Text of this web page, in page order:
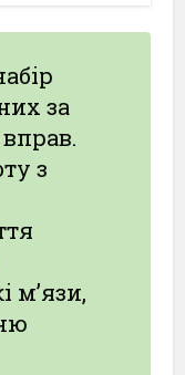
за
з
м’язи,